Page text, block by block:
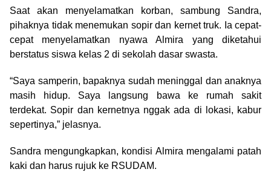
Saat akan menyelamatkan korban, sambung Sandra,
pihaknya tidak menemukan sopir dan kernet truk. Ia cepat-
cepat menyelamatkan nyawa Almira yang diketahui
berstatus siswa kelas 2 di sekolah dasar swasta.
“Saya samperin, bapaknya sudah meninggal dan anaknya
masih hidup. Saya langsung bawa ke rumah sakit
terdekat. Sopir dan kernetnya nggak ada di lokasi, kabur
sepertinya,” jelasnya.
Sandra mengungkapkan, kondisi Almira mengalami patah
kaki dan harus rujuk ke RSUDAM.